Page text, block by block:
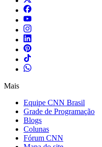
Mais
Equipe CNN Brasil
Grade de Programação
Blogs
Colunas
Fórum CNN